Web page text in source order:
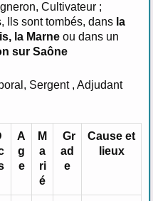
Cultivateur ;
Ils sont tombés, dans la
la Marne ou dans un
sur Saône
Sergent , Adjudant
A
g
e
M
a
ri
é
Gr
ad
e
Cause et
lieux